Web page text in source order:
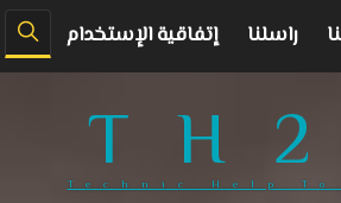
راسلنا إتفاقية الإستخدام
Technic Help